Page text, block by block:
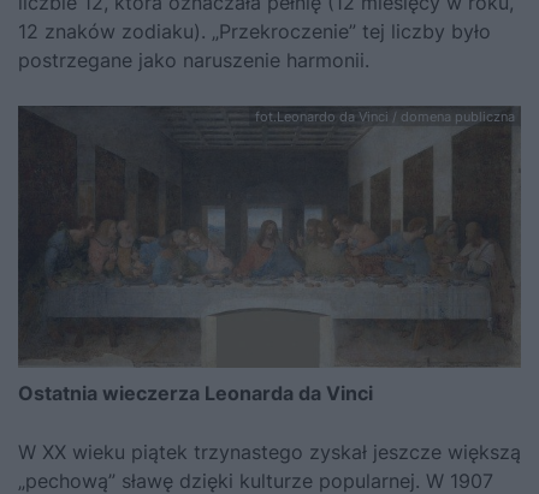
12 znaków zodiaku). „Przekroczenie” tej liczby było
postrzegane jako naruszenie harmonii.
fot.Leonardo da Vinci / domena publiczna
Ostatnia wieczerza Leonarda da Vinci
W XX wieku piątek trzynastego zyskał jeszcze większą
„pechową” sławę dzięki kulturze popularnej. W 1907